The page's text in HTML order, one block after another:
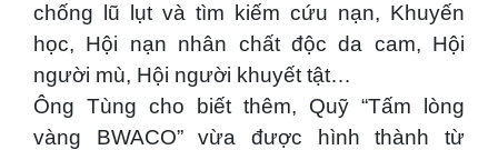
chống lũ lụt và tìm kiếm cứu nạn, Khuyến
học, Hội nạn nhân chất độc da cam, Hội
người mù, Hội người khuyết tật…
Ông Tùng cho biết thêm, Quỹ “Tấm lòng
vàng BWACO” vừa được hình thành từ